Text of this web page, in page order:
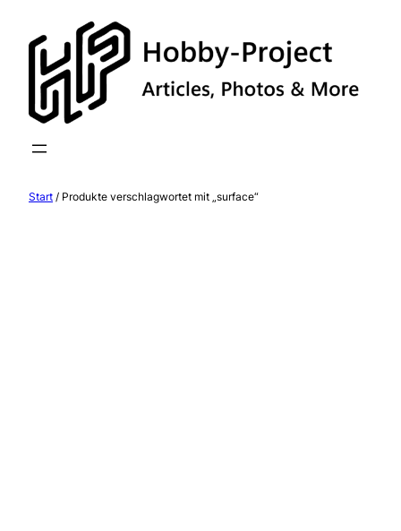
Inhalt
springen
Start / Produkte verschlagwortet mit „surface“